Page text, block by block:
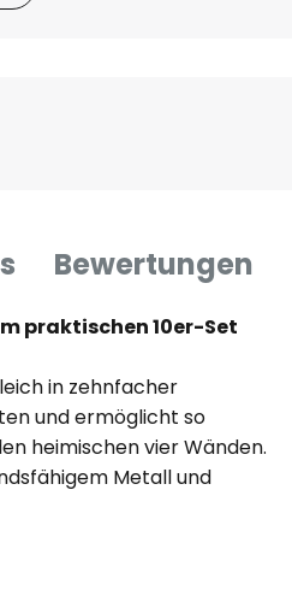
Bewertungen
praktischen 10er-Set
in zehnfacher
und ermöglicht so
heimischen vier Wänden.
Metall und
ein selbst gewähltes
die räumlichen